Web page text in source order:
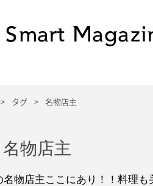
Smart
タグ 名物店主
名物店主
名物店主ここにあり！！料理